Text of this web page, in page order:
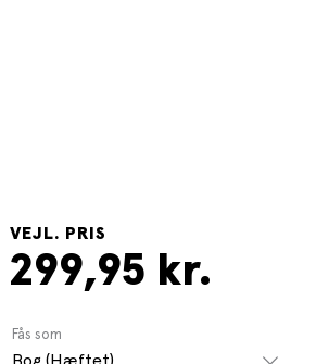
VEJL. PRIS
299,95 kr.
Fås som